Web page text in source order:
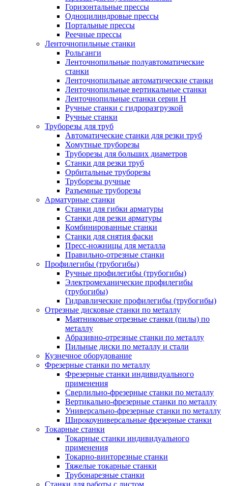
Горизонтальные прессы
Одноцилиндровые прессы
Портальные прессы
Реечные прессы
Ленточнопильные станки
Рольганги
Ленточнопильные полуавтоматические
станки
Ленточнопильные автоматические станки
Ленточнопильные вертикальные станки
Ленточнопильные станки серии H
Ручные станки с гидроразгрузкой
Ручные станки
Труборезы для труб
Автоматические станки для резки труб
Хомутные труборезы
Труборезы для больших диаметров
Станки для резки труб
Орбитальные труборезы
Труборезы ручные
Разъемные труборезы
Арматурные станки
Станки для гибки арматуры
Станки для резки арматуры
Комбинированные станки
Станки для снятия фаски
Пресс-ножницы для металла
Правильно-отрезные станки
Профилегибы (трубогибы)
Ручные профилегибы (трубогибы)
Электромеханические профилегибы
(трубогибы)
Гидравлические профилегибы (трубогибы)
Отрезные дисковые станки по металлу
Маятниковые отрезные станки (пилы) по
металлу
Абразивно-отрезные станки по металлу
Пильные диски по металлу и стали
Кузнечное оборудование
Фрезерные станки по металлу
Фрезерные станки индивидуального
применения
Сверлильно-фрезерные станки по металлу
Вертикально-фрезерные станки по металлу
Универсально-фрезерные станки по металлу
Широкоуниверсальные фрезерные станки
Токарные станки
Токарные станки индивидуального
применения
Токарно-винторезные станки
Тяжелые токарные станки
Трубонарезные станки
Станки для работы с листом